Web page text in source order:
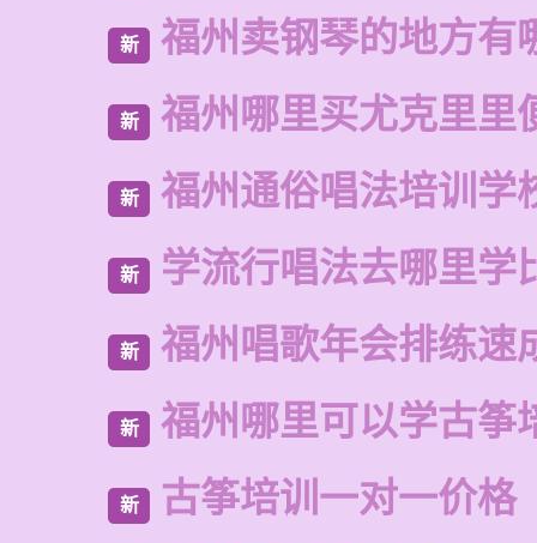
新 福州卖钢琴的地方有
新 福州哪里买尤克里里
新 福州通俗唱法培训学
新 学流行唱法去哪里学
新 福州唱歌年会排练速
新 福州哪里可以学古筝
新 古筝培训一对一价格